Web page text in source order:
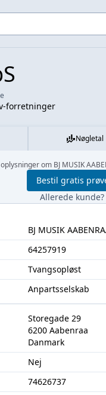
forretninger
Nøgletal
om BJ MUSIK
Bestil gratis
Allerede kunde?
BJ MUSIK
64257919
Tvangsopløst
Anpartsselskab
Storegade 29
6200 Aabenraa
Danmark
Nej
74626737